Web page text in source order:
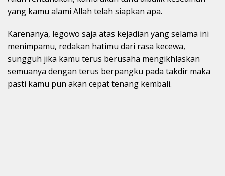
yang kamu alami Allah telah siapkan apa.
Karenanya, legowo saja atas kejadian yang selama ini
menimpamu, redakan hatimu dari rasa kecewa,
sungguh jika kamu terus berusaha mengikhlaskan
semuanya dengan terus berpangku pada takdir maka
pasti kamu pun akan cepat tenang kembali.